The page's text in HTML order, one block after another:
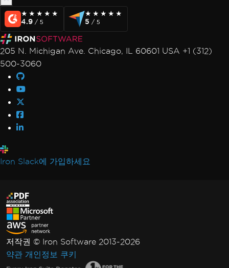
★★★★★
★★★★★
4.9 / 5
★★★★★
★★★★★
5 / 5
205 N. Michigan Ave. Chicago, IL 60601 USA +1 (312)
500-3060
Iron Slack에 가입하세요
저작권 © Iron Software 2013-2026
약관 개인정보 쿠키